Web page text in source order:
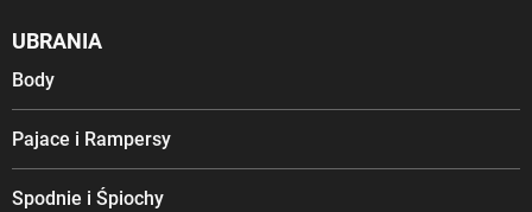
UBRANIA
Body
Pajace i Rampersy
Spodnie i Śpiochy